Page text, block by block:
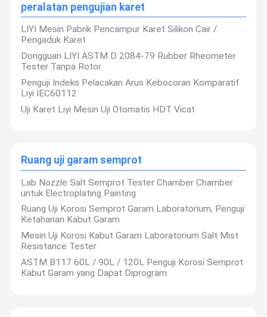
oven industri
Oven Pengeringan Vakum
Uv Dipercepat Pelapukan Tester
Uji lingkungan Chamber
Mesin uji tarik
plastik pengujian peralatan
peralatan pengujian karet
Ruang uji garam semprot
Paket pengujian peralatan
alat uji kertas
peralatan pengujian karet
LIYI Mesin Pabrik Pencampur Karet Silikon Cair /
Pengaduk Karet
Dongguan LIYI ASTM D 2084-79 Rubber Rheometer
Tester Tanpa Rotor
Penguji Indeks Pelacakan Arus Kebocoran Komparatif
Liyi IEC60112
Uji Karet Liyi Mesin Uji Otomatis HDT Vicat
Ruang uji garam semprot
Lab Nozzle Salt Semprot Tester Chamber Chamber
untuk Electroplating Painting
Ruang Uji Korosi Semprot Garam Laboratorium, Penguji
Ketahanan Kabut Garam
Mesin Uji Korosi Kabut Garam Laboratorium Salt Mist
Resistance Tester
ASTM B117 60L / 90L / 120L Penguji Korosi Semprot
Kabut Garam yang Dapat Diprogram
Negara / Wilayah
Dongguan,
Jumlah Jalur
Produksi
8
Nilai Output
Tahunan
Kapasitas Produksi
Tahunan